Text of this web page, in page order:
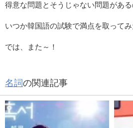
得意な問題とそうじゃない問題がある
いつか韓国語の試験で満点を取ってみ
では、また～！
名詞の関連記事